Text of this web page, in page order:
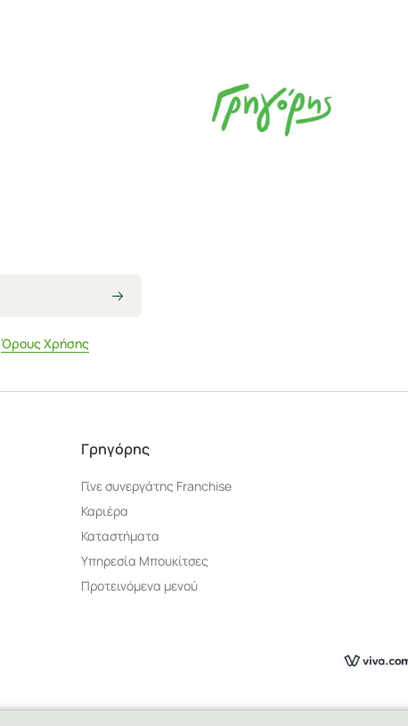
Όρους Χρήσης
Γρηγόρης
Γίνε συνεργάτης Franchise
Καριέρα
Καταστήματα
Υπηρεσία Μπουκίτσες
Προτεινόμενα μενού